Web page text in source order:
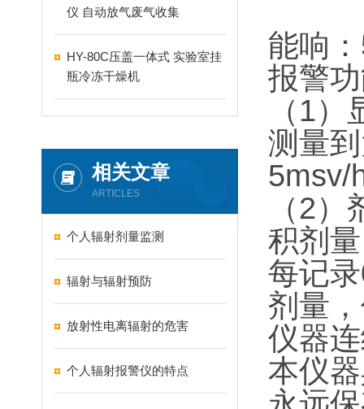
仪 自动放气废气收集
HY-80C压盖一体式 实验室挂
瓶冷冻干燥机
相关文章
ARTICLES
个人辐射剂量监测
辐射与辐射预防
放射性电离辐射的危害
个人辐射报警仪的特点
能响：
报警
（ 1）
测量
5msv/
（2）
积剂
每记录
剂量
仪器
本仪